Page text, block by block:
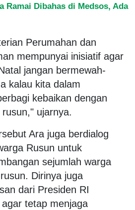
Ramai Dibahas di Medsos, Ada
Perumahan dan
mempunyai inisiatif agar
jangan bermewah-
kalau kita dalam
kebaikan dengan
ujarnya.
Ara juga berdialog
Rusun untuk
sejumlah warga
Dirinya juga
dari Presiden RI
tetap menjaga